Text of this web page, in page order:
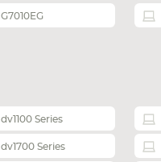
ПЛАНШЕТА
G7010EG
dv1100 Series
dv1700 Series